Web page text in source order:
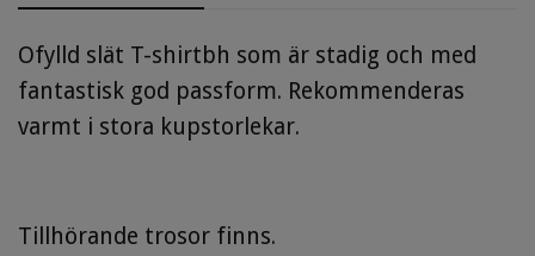
Ofylld slät T-shirtbh som är stadig och med
fantastisk god passform. Rekommenderas
varmt i stora kupstorlekar.
Tillhörande trosor finns.